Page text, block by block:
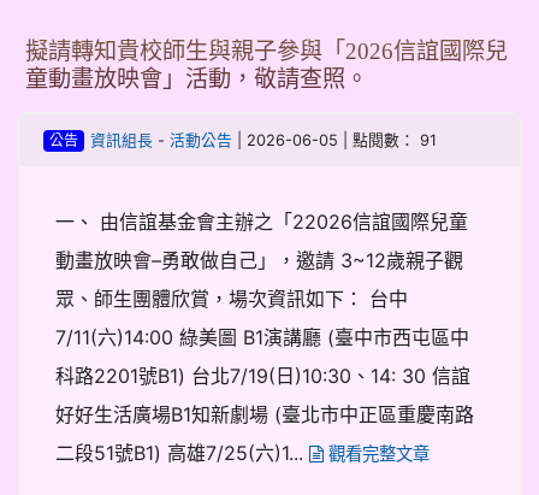
擬請轉知貴校師生與親子參與「2026信誼國際兒
童動畫放映會」活動，敬請查照。
公告 資訊組長- 活動公告 | 2026-06-05 | 點閱數： 91
一、 由信誼基金會主辦之「22026信誼國際兒童
動畫放映會–勇敢做自己」，邀請 3~12歲親子觀
眾、師生團體欣賞，場次資訊如下： 台中
7/11(六)14:00 綠美圖 B1演講廳 (臺中市西屯區中
科路2201號B1) 台北7/19(日)10:30、14: 30 信誼
好好生活廣場B1知新劇場 (臺北市中正區重慶南路
二段51號B1) 高雄7/25(六)1...
觀看完整文章